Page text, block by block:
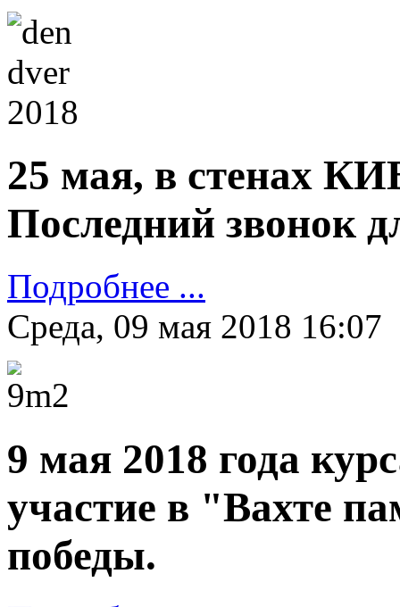
25 мая, в стенах
Последний звонок
Подробнее ...
Среда, 09 мая 2018 16:07
9 мая 2018 года
участие в "Вахте
победы.